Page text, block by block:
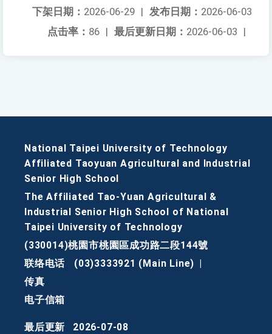
发布日期： 2026-06-03
下架日期： 2026-06-29 |
最后更新日期： 2026-06-03 |
点击率： 86 |
National Taipei University of Technology
Affiliated Taoyuan Agricultural and Industrial
Senior High School
The Affiliated Tao-Yuan Agricultural &
Industrial Senior High School of National
Taipei University of Technology
(330014)桃園市桃園區成功路二段144號
联络电话
(03)3333921 (Main Line)
传真
电子信箱
最后更新 2026-07-08